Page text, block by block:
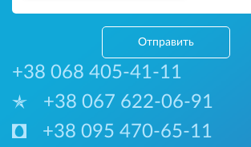
Отправить
+38 068 405-41-11
+38 067 622-06-91
+38 095 470-65-11